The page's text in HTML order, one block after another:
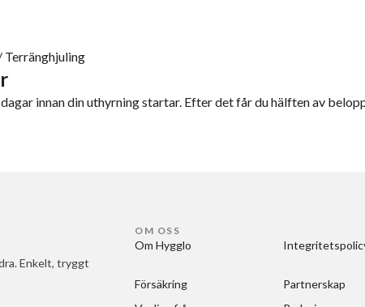
Terränghjuling
innan din uthyrning startar. Efter det får du hälften av
Enkelt, tryggt
OM OSS
Om Hygglo
Försäkring
Partnerskap